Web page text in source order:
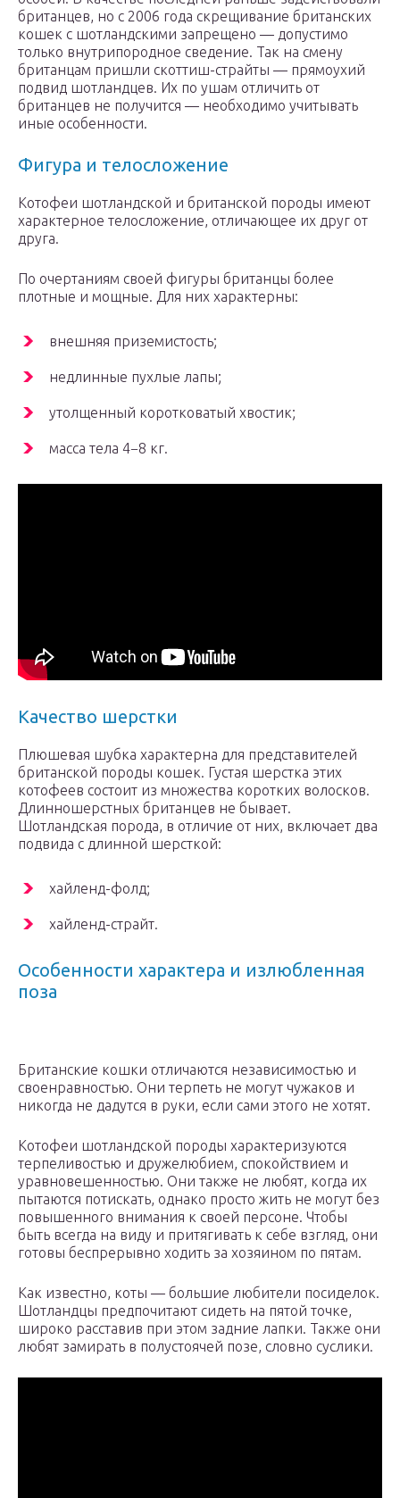
британцев, но с 2006 года скрещивание британских
кошек с шотландскими запрещено — допустимо
только внутрипородное сведение. Так на смену
британцам пришли скоттиш-страйты — прямоухий
подвид шотландцев. Их по ушам отличить от
британцев не получится — необходимо учитывать
иные особенности.
Фигура и телосложение
Котофеи шотландской и британской породы имеют
характерное телосложение, отличающее их друг от
друга.
По очертаниям своей фигуры британцы более
плотные и мощные. Для них характерны:
внешняя приземистость;
недлинные пухлые лапы;
утолщенный коротковатый хвостик;
масса тела 4−8 кг.
Качество шерстки
Плюшевая шубка характерна для представителей
британской породы кошек. Густая шерстка этих
котофеев состоит из множества коротких волосков.
Длинношерстных британцев не бывает.
Шотландская порода, в отличие от них, включает два
подвида с длинной шерсткой:
хайленд-фолд;
хайленд-страйт.
Особенности характера и излюбленная
поза
Британские кошки отличаются независимостью и
своенравностью. Они терпеть не могут чужаков и
никогда не дадутся в руки, если сами этого не хотят.
Котофеи шотландской породы характеризуются
терпеливостью и дружелюбием, спокойствием и
уравновешенностью. Они также не любят, когда их
пытаются потискать, однако просто жить не могут без
повышенного внимания к своей персоне. Чтобы
быть всегда на виду и притягивать к себе взгляд, они
готовы беспрерывно ходить за хозяином по пятам.
Как известно, коты — большие любители посиделок.
Шотландцы предпочитают сидеть на пятой точке,
широко расставив при этом задние лапки. Также они
любят замирать в полустоячей позе, словно суслики.